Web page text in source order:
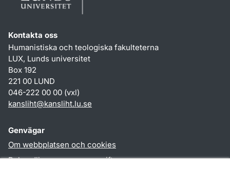
Kontakta oss
Humanistiska och teologiska fakulteterna
LUX, Lunds universitet
Box 192
221 00 LUND
046-222 00 00 (vxl)
kansliht@kansliht.lu.se
Genvägar
Om webbplatsen och cookies
Behandling av personuppgifter